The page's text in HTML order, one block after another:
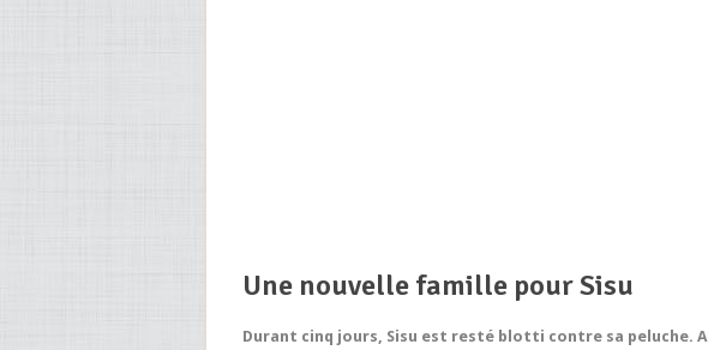
Une nouvelle famille pour Sisu
Durant cinq jours, Sisu est resté blotti contre sa peluche.